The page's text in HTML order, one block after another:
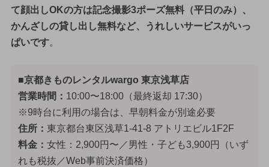
て顔出しOKの方は記念撮影3ポーズ無料（平日のみ）、
かんざしの貸し出し無料など、うれしいサービスがいっ
ぱいです。
■京都きものレンタルwargo 東京浅草店
営業時間： 10:00〜18:00（最終返却 17:30）
※9時台に利用の場合は、早朝料金が別途必要
住所： 東京都台東区浅草1-41-8 アトリエビル1F2F
料金： 女性：2,900円〜／男性・子ども3,900円（いず
れも税抜／Web事前決済価格）